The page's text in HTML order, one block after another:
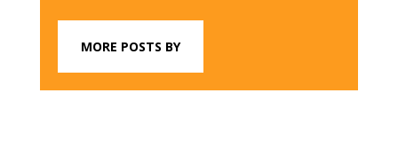
MORE POSTS BY